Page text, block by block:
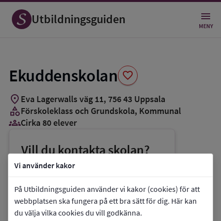
Vi använder kakor
På Utbildningsguiden använder vi kakor (cookies) för att
webbplatsen ska fungera på ett bra sätt för dig. Här kan
du välja vilka cookies du vill godkänna.
Utbildningsguiden MENY
Ekuddenskolan favorite
Spara
som
favorit
location_on Eva Lagerwalls väg 11, 75643 Uppsala
categoryFörskoleklass och Grundskola, Kommunal
groups_3Cirka 80 elever
Vill du kontakta skolan?
phoneTelefon:018-7278765
E-post: valsatraskolan@uppsala.se
link Webbplats:Ekuddenskolan